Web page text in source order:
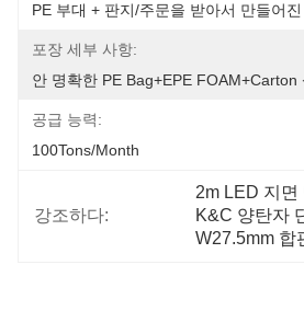
PE 부대 + 판지/주문을 받아서 만들어
포장 세부 사항:
안 명확한 PE Bag+EPE FOAM+Carton
공급 능력:
100Tons/Month
강조하다:
2m LED 지면
K&C 양탄자
W27.5mm 합